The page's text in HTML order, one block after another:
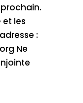
et les
:
Ne